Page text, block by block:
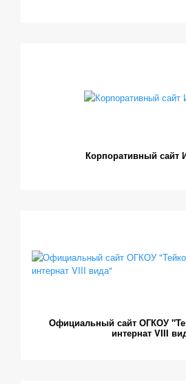
Корпоративный
Официальный сайт ОГКОУ
интернат VIII